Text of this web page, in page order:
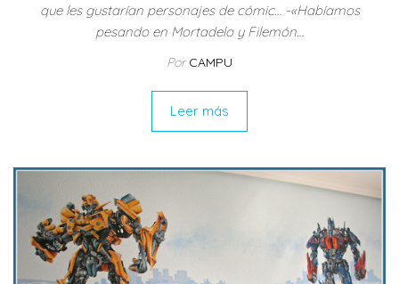
que les gustarían personajes de cómic… -«Habíamos
pesando en Mortadelo y Filemón…
Por CAMPU
Leer más